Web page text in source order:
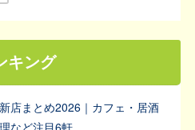
キング
店まとめ2026｜カフェ・居酒
など注目6軒